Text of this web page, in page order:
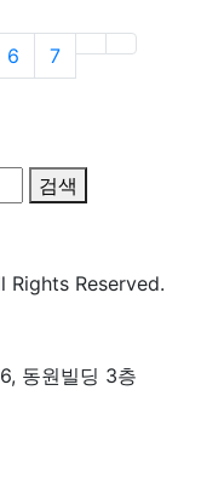
6 7
검색
Rights Reserved.
동원빌딩 3층